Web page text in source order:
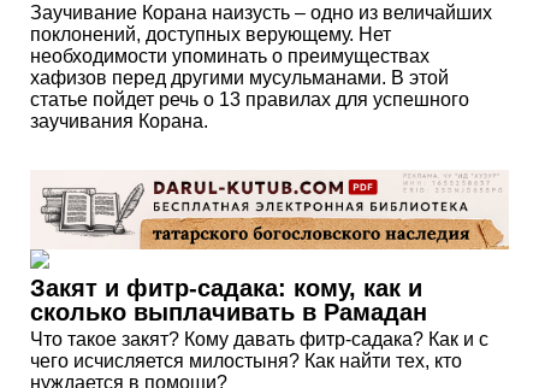
Заучивание Корана наизусть – одно из величайших
поклонений, доступных верующему. Нет
необходимости упоминать о преимуществах
хафизов перед другими мусульманами. В этой
статье пойдет речь о 13 правилах для успешного
заучивания Корана.
Закят и фитр-садака: кому, как и
сколько выплачивать в Рамадан
Что такое закят? Кому давать фитр-садака? Как и с
чего исчисляется милостыня? Как найти тех, кто
нуждается в помощи?